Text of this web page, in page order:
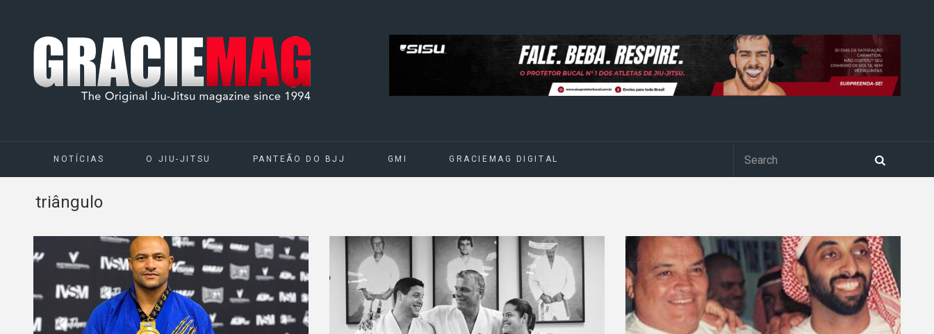
NOTÍCIAS O JIU-JITSU PANTEÃO DO BJJ GMI GRACIEMAG DIGITAL
triângulo